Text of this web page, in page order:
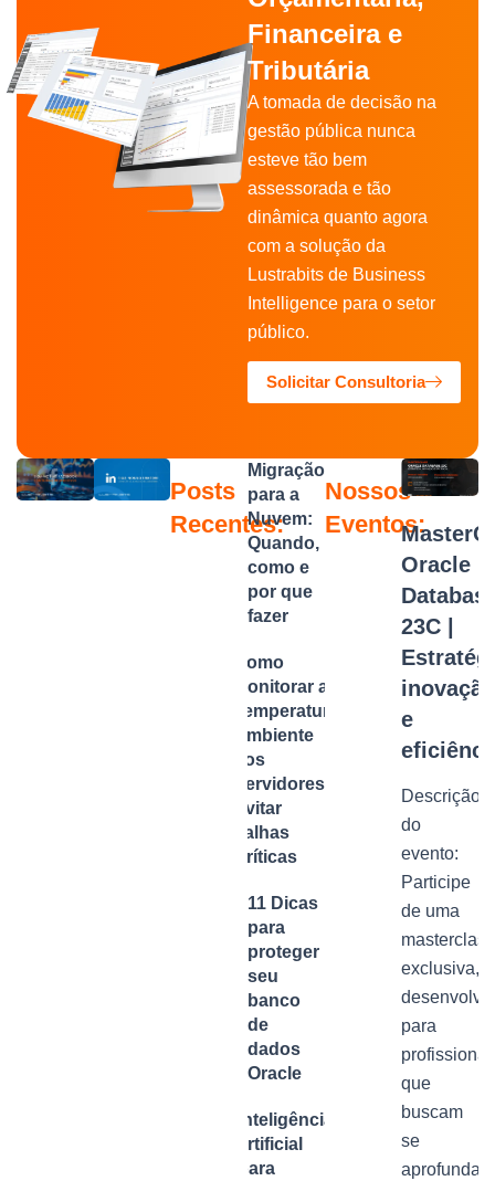
Financeira e
Tributária
A tomada de decisão na
gestão pública nunca
esteve tão bem
assessorada e tão
dinâmica quanto agora
com a solução da
Lustrabits de Business
Intelligence para o setor
público.
Solicitar Consultoria
Posts
Recentes:
Migração
para a
Nuvem:
Quando,
como e
por que
fazer
Como
Monitorar a
Temperatura
Ambiente
dos
Servidores e
Evitar
Falhas
Críticas
11 Dicas
para
proteger
seu
banco
de
dados
Oracle
Inteligência
artificial
para
Nossos
Eventos:
Oracle
23C |
e
Descrição
do
evento:
Participe
de uma
masterclass
exclusiva,
para
que
buscam
se
aprofundar